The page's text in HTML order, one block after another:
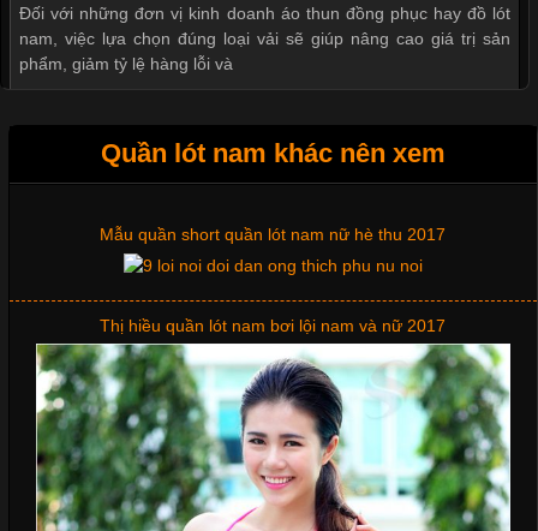
Đối với những đơn vị kinh doanh áo thun đồng phục hay đồ lót
nam, việc lựa chọn đúng loại vải sẽ giúp nâng cao giá trị sản
phẩm, giảm tỷ lệ hàng lỗi và
Áo thun là một trong những trang phục phổ biến nhất hiện nay
nhờ tính tiện dụng, dễ phối đồ và phù hợp với nhiều đối tượng.
Bên cạnh chất liệu và kiểu dáng, phần cổ áo cũng là yếu tố
quan trọng tạo nên phong cách riêng cho từng sản phẩm. Mỗi
loại cổ áo sẽ mang đến một vẻ đẹp khác
Quần lót nam khác nên xem
Mẫu quần short quần lót nam nữ hè thu 2017
Thị hiều quần lót nam bơi lội nam và nữ 2017